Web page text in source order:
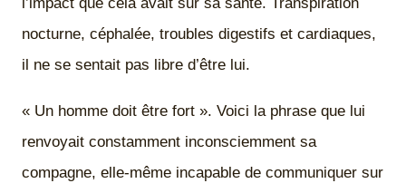
nocturne, céphalée, troubles digestifs et cardiaques,
il ne se sentait pas libre d’être lui.
« Un homme doit être fort ». Voici la phrase que lui
renvoyait constamment inconsciemment sa
compagne, elle-même incapable de communiquer sur